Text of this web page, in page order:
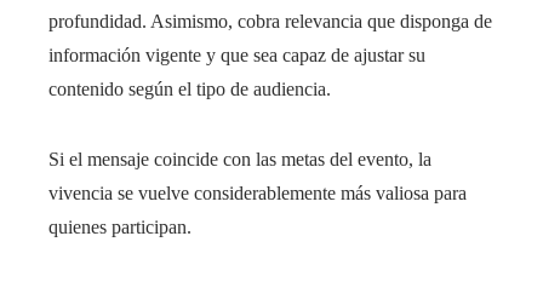
profundidad. Asimismo, cobra relevancia que disponga de
información vigente y que sea capaz de ajustar su
contenido según el tipo de audiencia.
Si el mensaje coincide con las metas del evento, la
vivencia se vuelve considerablemente más valiosa para
quienes participan.